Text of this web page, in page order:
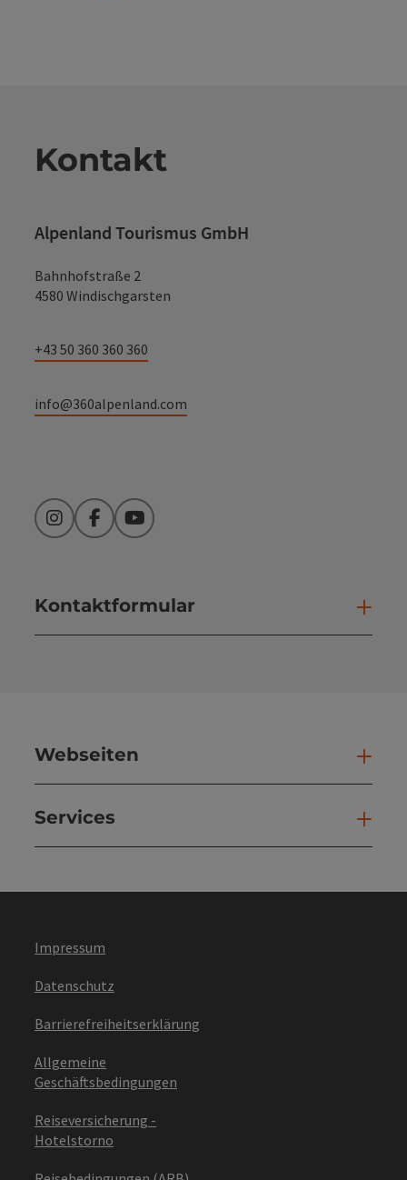
Kontakt
Alpenland Tourismus GmbH
Bahnhofstraße 2
4580 Windischgarsten
+43 50 360 360 360
info@360alpenland.com
InstagramFacebookYouTube
Kontaktformular
Webseiten
Services
Impressum
Datenschutz
Barrierefreiheitserklärung
Allgemeine
Geschäftsbedingungen
Reiseversicherung -
Hotelstorno